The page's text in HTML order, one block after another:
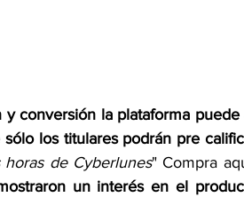
conversión la plataforma
los titulares podrán pre
de Cyberlunes" Compra
un interés en el